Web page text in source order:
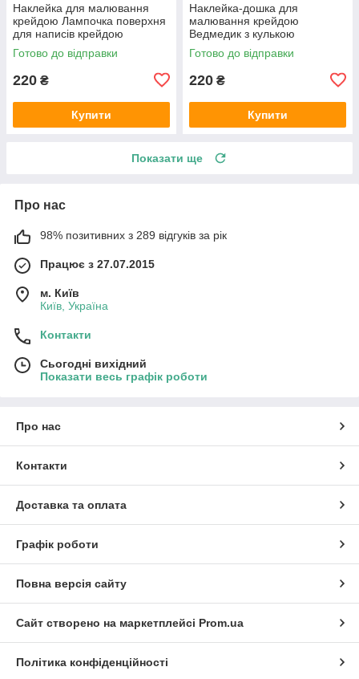
Наклейка для малювання
крейдою Лампочка поверхня
для написів крейдою
креативні наклейки матова
335х500 мм
Готово до відправки
220 ₴
Купити
Наклейка-дошка для
малювання крейдою
Ведмедик з кулькою
(крейдова вінілова плівка)
матова 345х635 мм
Готово до відправки
220 ₴
Купити
Показати ще
Про нас
98% позитивних з 289 відгуків за рік
Працює з 27.07.2015
м. Київ
Київ, Україна
Контакти
Сьогодні вихідний
Показати весь графік роботи
Про нас
Контакти
Доставка та оплата
Графік роботи
Повна версія сайту
Сайт створено на маркетплейсі Prom.ua
Політика конфіденційності